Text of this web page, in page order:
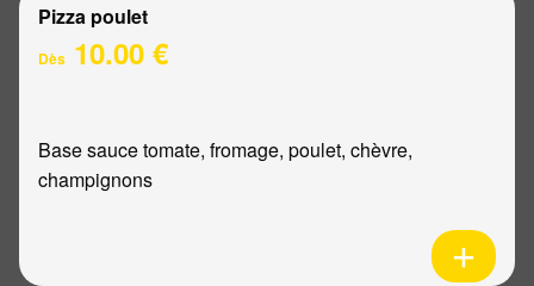
Pizza poulet
Dès 10.00 €
Base sauce tomate, fromage, poulet, chèvre,
champignons